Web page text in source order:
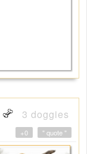
3 doggies
" quote "
+0